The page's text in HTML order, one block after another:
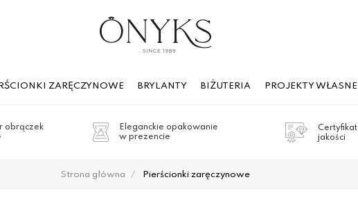
ZARĘCZYNOWE BRYLANTY BIŻUTERIA PROJEKTY WŁASNE
obrączek
Eleganckie opakowanie
w prezencie
Certyfikat
jakości
Strona główna Pierścionki zaręczynowe